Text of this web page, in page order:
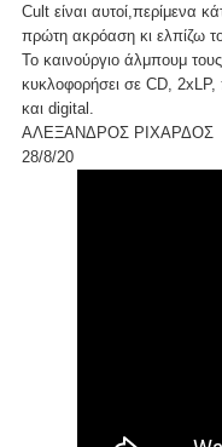
Cult είναι αυτοί,περίμενα
πρώτη ακρόαση κι ελπίζω
Το καινούργιο άλμπουμ
κυκλοφορήσει σε CD, 2xLP,
και digital.
ΑΛΕΞΑΝΔΡΟΣ ΡΙΧΑΡΔΟΣ
28/8/20